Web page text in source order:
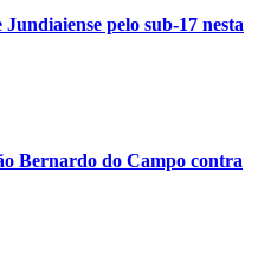
pelo sub-17 nesta
Bernardo do Campo contra